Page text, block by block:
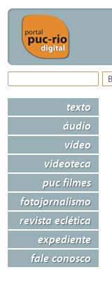
texto
áudio
vídeo
videoteca
puc filmes
fotojornalismo
revista eclética
expediente
fale conosco